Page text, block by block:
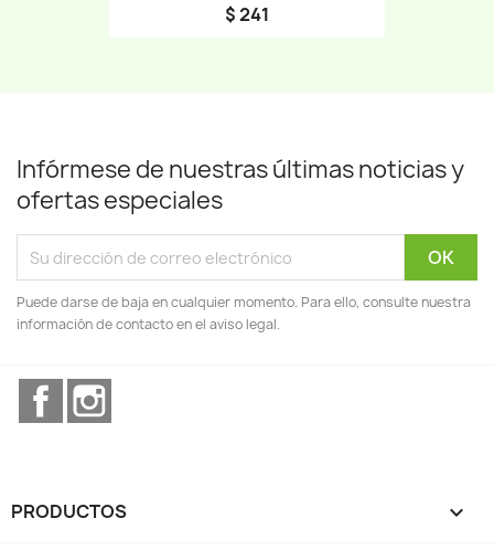
$ 241
Infórmese de nuestras últimas noticias y
ofertas especiales
Puede darse de baja en cualquier momento. Para ello, consulte nuestra
información de contacto en el aviso legal.
Facebook
PRODUCTOS 